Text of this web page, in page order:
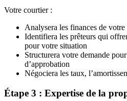
Votre courtier :
Analysera les finances de
Identifiera les prêteurs qui
pour votre situation
Structurera votre demande
d’approbation
Négociera les taux,
Étape 3 : Expertise de la